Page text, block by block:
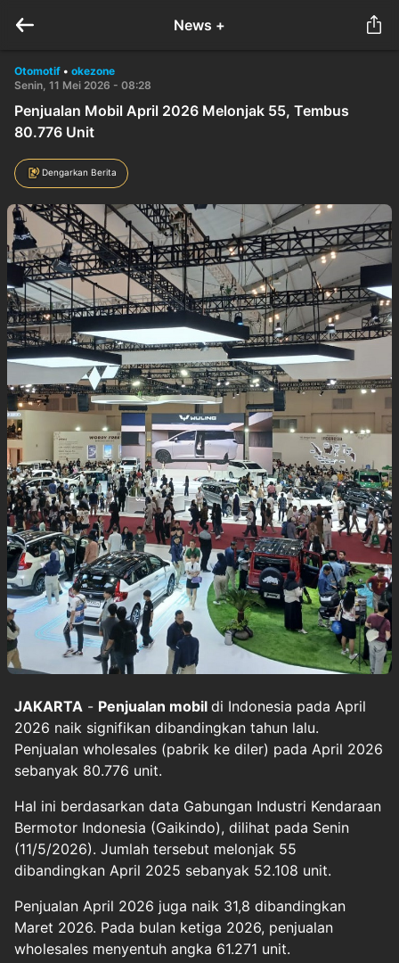
News +
Otomotif • okezone
Senin, 11 Mei 2026 - 08:28
Penjualan Mobil April 2026 Melonjak 55, Tembus
80.776 Unit
Dengarkan Berita
JAKARTA - Penjualan mobil di Indonesia pada April
2026 naik signifikan dibandingkan tahun lalu.
Penjualan wholesales (pabrik ke diler) pada April 2026
sebanyak 80.776 unit.
Hal ini berdasarkan data Gabungan Industri Kendaraan
Bermotor Indonesia (Gaikindo), dilihat pada Senin
(11/5/2026). Jumlah tersebut melonjak 55
dibandingkan April 2025 sebanyak 52.108 unit.
Penjualan April 2026 juga naik 31,8 dibandingkan
Maret 2026. Pada bulan ketiga 2026, penjualan
wholesales menyentuh angka 61.271 unit.